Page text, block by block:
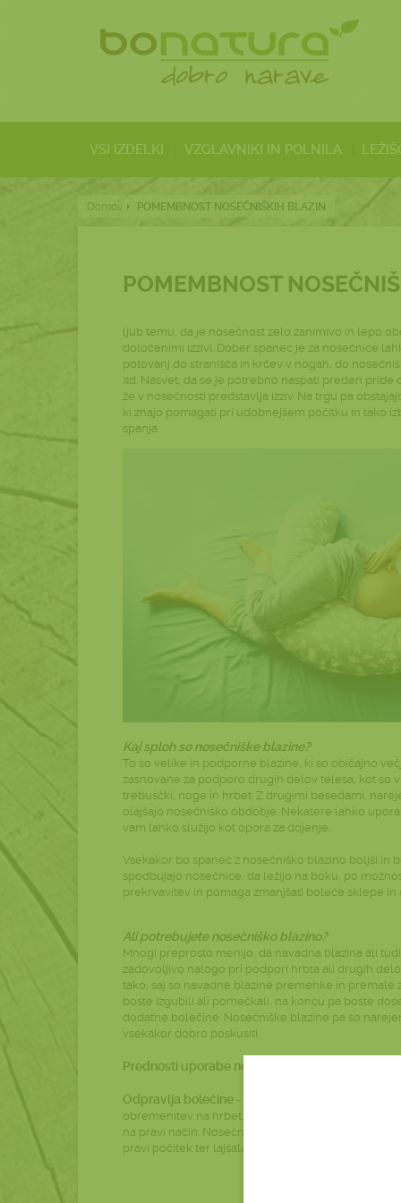
VSI IZDELKI VZGLAVNIKI IN POLNILA
Domov POMEMBNOST NOSEČNIŠKIH BLAZIN
POMEMBNOST
ljub temu, da je nosečnost zelo zanimivo in lepo
določenimi izzivi. Dober spanec je za nosečnice
potovanj do stranišča in krčev v nogah, do
itd. Nasvet, da se je potrebno naspati preden pride
že v nosečnosti predstavlja izziv. Na trgu pa
ki znajo pomagati pri udobnejšem počitku in tako
spanja.
Kaj sploh so nosečniške blazine?
To so velike in podporne blazine, ki so običajno
zasnovane za podporo drugih delov telesa, kot so
trebuščki, noge in hrbet. Z drugimi besedami,
olajšajo nosečniško obdobje. Nekatere lahko
vam lahko služijo kot opora za dojenje.
Vsekakor bo spanec z nosečniško blazino boljši in
spodbujajo nosečnice, da ležijo na boku, po
prekrvavitev in pomaga zmanjšati boleče sklepe in
Ali potrebujete nosečniško blazino?
Mnogi preprosto menijo, da navadna blazina ali
zadovoljivo nalogo pri podpori hrbta ali drugih
tako, saj so navadne blazine premehke in premale
boste izgubili ali pomečkali, na koncu pa boste
dodatne bolečine. Nosečniške blazine pa so
vsekakor dobro poskusiti.
Prednosti uporabe nosečniške blazine
Odpravlja bolečine - ko se telesna teža med
obremenitev na hrbet, boke in noge. Pomembno
na pravi način. Nosečniška blazina bo nudila pravo
pravi počitek ter lajšala bolečine.